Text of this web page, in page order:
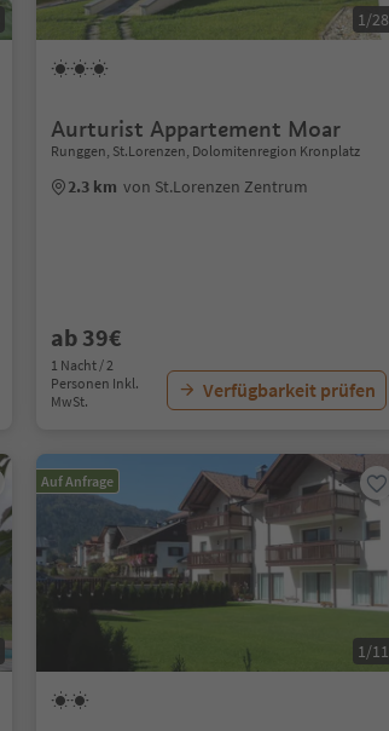
1/28
Aurturist Appartement Moar
Runggen, St.Lorenzen, Dolomitenregion Kronplatz
2.3 km von St.Lorenzen Zentrum
ab 39€
1 Nacht / 2
Personen Inkl.
MwSt.
Verfügbarkeit prüfen
Auf Anfrage
1/11